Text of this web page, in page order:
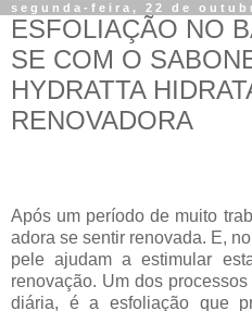
segunda-feira, 22 de
ESFOLIAÇÃO NO
SE COM O
HYDRATTA
RENOVADORA
Após um período de muito
adora se sentir renovada. E,
pele ajudam a estimular
renovação. Um dos
diária, é a esfoliação que